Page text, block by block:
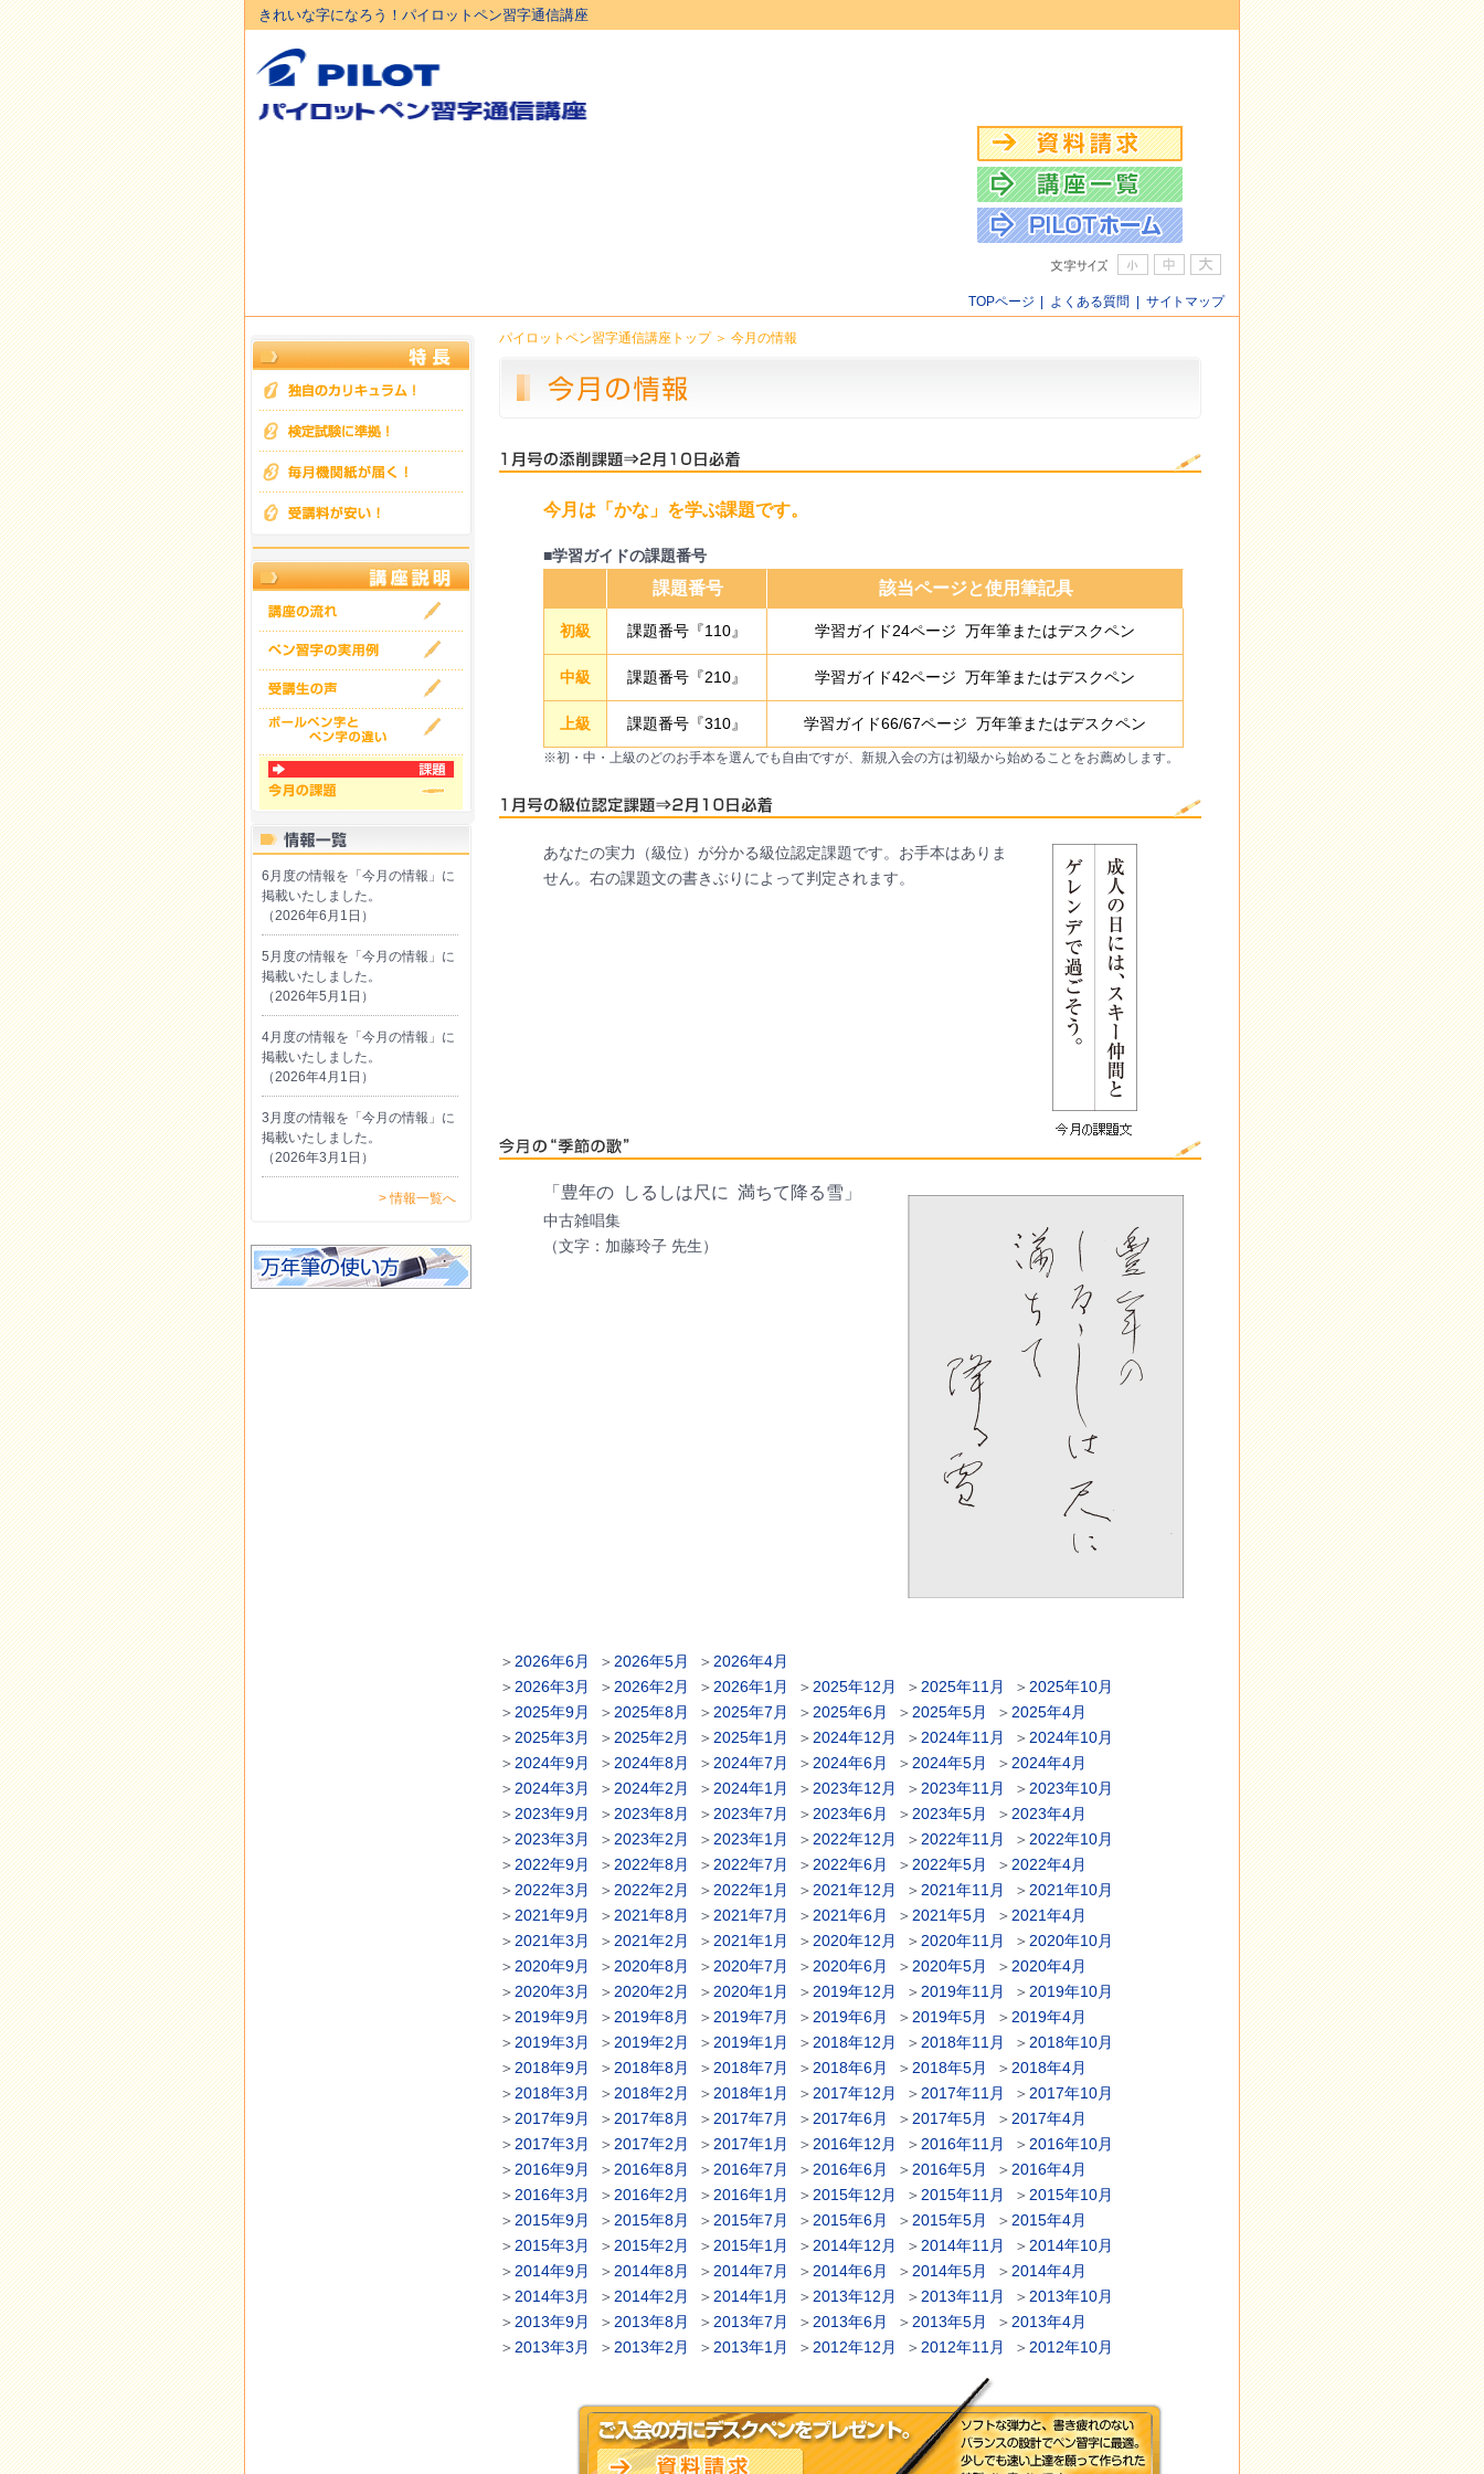
きれいな字になろう！パイロットペン習字通信講座
TOPページ よくある質問 サイトマップ
パイロットペン習字通信講座トップ＞ 今月の情報
今月は「かな」を学ぶ課題です。
■学習ガイドの課題番号
課題番号 該当ページと使用筆記具
初級 課題番号『110』 学習ガイド24ページ 万年筆またはデスクペン
中級 課題番号『210』 学習ガイド42ページ 万年筆またはデスクペン
上級 課題番号『310』 学習ガイド66/67ページ 万年筆またはデスクペン
※初・中・上級のどのお手本を選んでも自由ですが、新規入会の方は初級から始めることをお薦めします。
あなたの実力（級位）が分かる級位認定課題です。お手本はありま
せん。右の課題文の書きぶりによって判定されます。
「豊年の しるしは尺に 満ちて降る雪」
中古雑唱集
（文字：加藤玲子 先生）
＞ 2026年6月 ＞ 2026年5月 ＞ 2026年4月
＞ 2026年3月 ＞ 2026年2月 ＞ 2026年1月 ＞ 2025年12月 ＞ 2025年11月 ＞ 2025年10月
＞ 2025年9月 ＞ 2025年8月 ＞ 2025年7月 ＞ 2025年6月 ＞ 2025年5月 ＞ 2025年4月
＞ 2025年3月 ＞ 2025年2月 ＞ 2025年1月 ＞ 2024年12月 ＞ 2024年11月 ＞ 2024年10月
＞ 2024年9月 ＞ 2024年8月 ＞ 2024年7月 ＞ 2024年6月 ＞ 2024年5月 ＞ 2024年4月
＞ 2024年3月 ＞ 2024年2月 ＞ 2024年1月 ＞ 2023年12月 ＞ 2023年11月 ＞ 2023年10月
＞ 2023年9月 ＞ 2023年8月 ＞ 2023年7月 ＞ 2023年6月 ＞ 2023年5月 ＞ 2023年4月
＞ 2023年3月 ＞ 2023年2月 ＞ 2023年1月 ＞ 2022年12月 ＞ 2022年11月 ＞ 2022年10月
＞ 2022年9月 ＞ 2022年8月 ＞ 2022年7月 ＞ 2022年6月 ＞ 2022年5月 ＞ 2022年4月
＞ 2022年3月 ＞ 2022年2月 ＞ 2022年1月 ＞ 2021年12月 ＞ 2021年11月 ＞ 2021年10月
＞ 2021年9月 ＞ 2021年8月 ＞ 2021年7月 ＞ 2021年6月 ＞ 2021年5月 ＞ 2021年4月
＞ 2021年3月 ＞ 2021年2月 ＞ 2021年1月 ＞ 2020年12月 ＞ 2020年11月 ＞ 2020年10月
＞ 2020年9月 ＞ 2020年8月 ＞ 2020年7月 ＞ 2020年6月 ＞ 2020年5月 ＞ 2020年4月
＞ 2020年3月 ＞ 2020年2月 ＞ 2020年1月 ＞ 2019年12月 ＞ 2019年11月 ＞ 2019年10月
＞ 2019年9月 ＞ 2019年8月 ＞ 2019年7月 ＞ 2019年6月 ＞ 2019年5月 ＞ 2019年4月
＞ 2019年3月 ＞ 2019年2月 ＞ 2019年1月 ＞ 2018年12月 ＞ 2018年11月 ＞ 2018年10月
＞ 2018年9月 ＞ 2018年8月 ＞ 2018年7月 ＞ 2018年6月 ＞ 2018年5月 ＞ 2018年4月
＞ 2018年3月 ＞ 2018年2月 ＞ 2018年1月 ＞ 2017年12月 ＞ 2017年11月 ＞ 2017年10月
＞ 2017年9月 ＞ 2017年8月 ＞ 2017年7月 ＞ 2017年6月 ＞ 2017年5月 ＞ 2017年4月
＞ 2017年3月 ＞ 2017年2月 ＞ 2017年1月 ＞ 2016年12月 ＞ 2016年11月 ＞ 2016年10月
＞ 2016年9月 ＞ 2016年8月 ＞ 2016年7月 ＞ 2016年6月 ＞ 2016年5月 ＞ 2016年4月
＞ 2016年3月 ＞ 2016年2月 ＞ 2016年1月 ＞ 2015年12月 ＞ 2015年11月 ＞ 2015年10月
＞ 2015年9月 ＞ 2015年8月 ＞ 2015年7月 ＞ 2015年6月 ＞ 2015年5月 ＞ 2015年4月
＞ 2015年3月 ＞ 2015年2月 ＞ 2015年1月 ＞ 2014年12月 ＞ 2014年11月 ＞ 2014年10月
＞ 2014年9月 ＞ 2014年8月 ＞ 2014年7月 ＞ 2014年6月 ＞ 2014年5月 ＞ 2014年4月
＞ 2014年3月 ＞ 2014年2月 ＞ 2014年1月 ＞ 2013年12月 ＞ 2013年11月 ＞ 2013年10月
＞ 2013年9月 ＞ 2013年8月 ＞ 2013年7月 ＞ 2013年6月 ＞ 2013年5月 ＞ 2013年4月
＞ 2013年3月 ＞ 2013年2月 ＞ 2013年1月 ＞ 2012年12月 ＞ 2012年11月 ＞ 2012年10月
6月度の情報を「今月の情報」に
掲載いたしました。
（2026年6月1日）
5月度の情報を「今月の情報」に
掲載いたしました。
（2026年5月1日）
4月度の情報を「今月の情報」に
掲載いたしました。
（2026年4月1日）
3月度の情報を「今月の情報」に
掲載いたしました。
（2026年3月1日）
> 情報一覧へ